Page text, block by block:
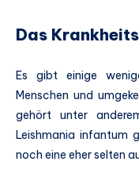
Das
Es gibt einige
Menschen und
gehört unter
Leishmania infantum
noch eine eher selten